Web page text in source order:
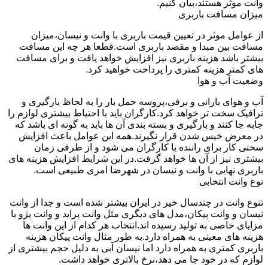
وانت موثر هستند،بیان کنیم.
میزان مسافت باربری
از عوامل موثر در تعیین قیمت باربری با وانت و نیسان،میزان
مسافت بین مبدا و مقصد باربری است.قطعا هر چه این مسافت
بیشتر باشد هزینه باربری نیز افزایش خواهد یافت و برای مسافت
های کمتر هزینه کمتری را پرداخت خواهید کرد.
وضعیت آب و هوا
آب و هوای بارانی و برفی،پروسه حمل بار را به لحاظ بارگیری و
ترافیک سخت تر خواهد کرد.کارگران باید با احتیاط بیشتری لوازم را
جابه جا کنند و بارگیری و بسته بندی آن ها باید به گونه ای باشد که
در معرض خیس شدن قرار نگیرند.همه این عوامل باعث افزایش
سختی کار برای راننده یا کارگران می شود و از طرفی زمان
بیشتری نیز از آن ها خواهد گرفت.در این شرایط افزایش هزینه های
باربری نهایی با وانت و نیسان در شهرضا امری طبیعی است.
نوع وانت انتخابی
تنوع وانت در چندسال خیر در ایران بیشتر شده است و جدا از وانت
نیسان و وانت پیکان،مدل های دیگری مثل وانت پراید و وانت پژو با
مزایای خاصی به تولید رسیده اند.انتخاب هر کدام از این وانت ها
هزینه های معینی به همراه دارد.به طور مثال وانت پیکان هزینه
باربری کمتری به همراه دارد اما نیسان آبی به دلیل حجم بیشتری از
لوازم که در خود جا می دهد،نرخ بالاتری خواهد داشت.